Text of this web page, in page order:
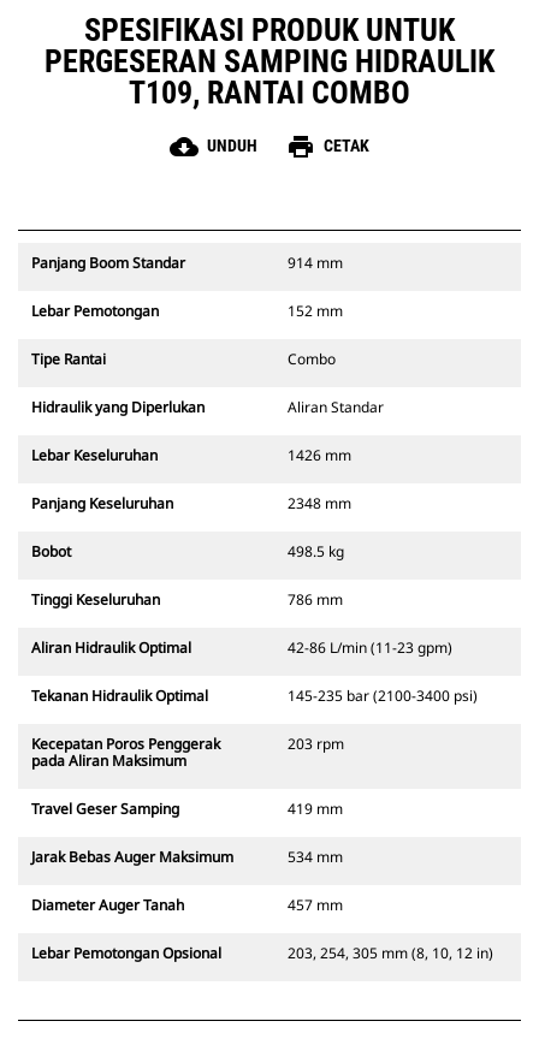
SPESIFIKASI PRODUK UNTUK
PERGESERAN SAMPING HIDRAULIK
T109, RANTAI COMBO
cloud_download UNDUH print CETAK
Panjang Boom Standar 914 mm
Lebar Pemotongan 152 mm
Tipe Rantai Combo
Hidraulik yang Diperlukan Aliran Standar
Lebar Keseluruhan 1426 mm
Panjang Keseluruhan 2348 mm
Bobot 498.5 kg
Tinggi Keseluruhan 786 mm
Aliran Hidraulik Optimal 42-86 L/min (11-23 gpm)
Tekanan Hidraulik Optimal 145-235 bar (2100-3400 psi)
Kecepatan Poros Penggerak
pada Aliran Maksimum
203 rpm
Travel Geser Samping 419 mm
Jarak Bebas Auger Maksimum 534 mm
Diameter Auger Tanah 457 mm
Lebar Pemotongan Opsional 203, 254, 305 mm (8, 10, 12 in)